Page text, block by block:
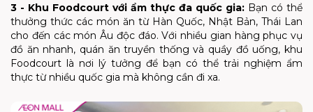
3 - Khu Foodcourt với ẩm thực đa quốc gia: Bạn có thể
thưởng thức các món ăn từ Hàn Quốc, Nhật Bản, Thái Lan
cho đến các món Âu độc đáo. Với nhiều gian hàng phục vụ
đồ ăn nhanh, quán ăn truyền thống và quầy đồ uống, khu
Foodcourt là nơi lý tưởng để bạn có thể trải nghiệm ẩm
thực từ nhiều quốc gia mà không cần đi xa.